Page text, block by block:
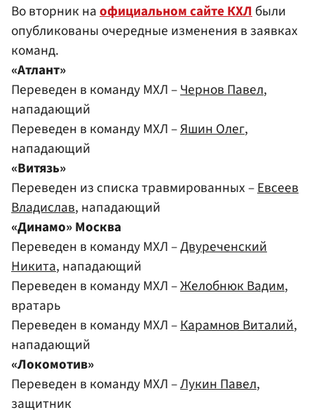
Во вторник наофициальном сайте КХЛбыли
опубликованы очередные изменения в заявках
команд.
«Атлант»
Переведен в команду МХЛ –Чернов Павел,
нападающий
Переведен в команду МХЛ –Яшин Олег,
нападающий
«Витязь»
Переведен из списка травмированных –Евсеев
Владислав, нападающий
«Динамо» Москва
Переведен в команду МХЛ –Двуреченский
Никита, нападающий
Переведен в команду МХЛ –Желобнюк Вадим,
вратарь
Переведен в команду МХЛ –Карамнов Виталий,
нападающий
«Локомотив»
Переведен в команду МХЛ –Лукин Павел,
защитник